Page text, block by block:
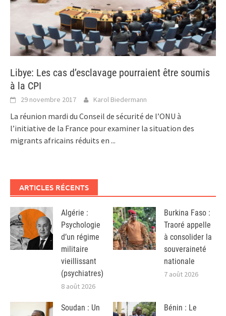
Libye: Les cas d’esclavage pourraient être soumis
à la CPI
29 novembre 2017 Karol Biedermann
La réunion mardi du Conseil de sécurité de l’ONU à
l’initiative de la France pour examiner la situation des
migrants africains réduits en ...
ARTICLES RÉCENTS
Algérie :
Psychologie
d’un régime
militaire
vieillissant
(psychiatres)
8 août 2026
Burkina Faso :
Traoré appelle
à consolider la
souveraineté
nationale
7 août 2026
Soudan : Un
Bénin : Le